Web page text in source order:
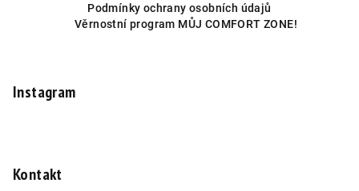
Podmínky ochrany osobních údajů
Věrnostní program MŮJ COMFORT ZONE!
Instagram
Kontakt